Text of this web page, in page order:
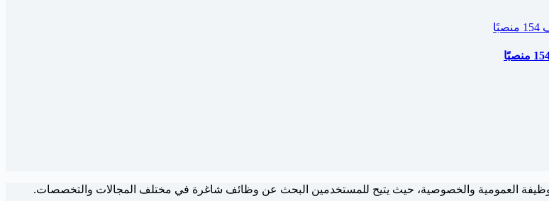
العمومية والخصوصية، حيث يتيح للمستخدمين البحث عن وظائف شاغرة في مختلف المجالات والتخصصات.